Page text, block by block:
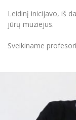
Leidinį inicijavo, iš
jūrų muziejus.
Sveikiname